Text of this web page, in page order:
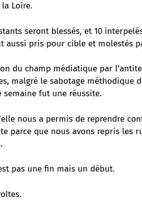
Loire.
seront blessés, et 10
aussi pris pour cible et molestés
du champ médiatique par
malgré le sabotage méthodique
semaine fut une réussite.
nous a permis de reprendre
parce que nous avons repris les
pas une fin mais un début.